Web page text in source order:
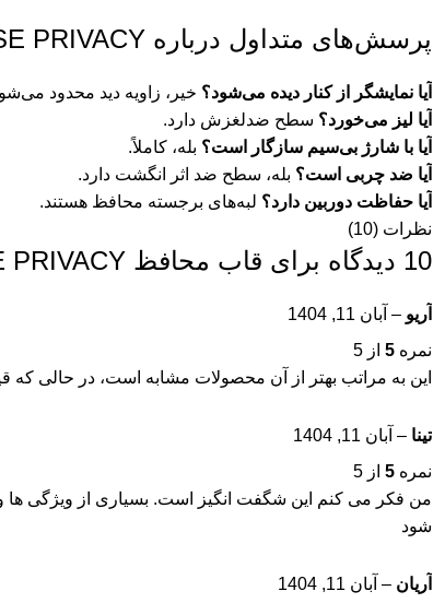
پرسش‌های متداول درباره 3D SILICONE PLUSE PRIVACY گرین لاین
آیا نمایشگر از کنار دیده می‌شود؟ خیر، زاویه دید محدود
آیا لیز می‌خورد؟ سطح ضدلغزش دارد.
آیا با شارژ بی‌سیم سازگار است؟ بله، کاملاً.
آیا ضد چربی است؟ بله، سطح ضد اثر انگشت دارد.
آیا حفاظت دوربین دارد؟ لبه‌های برجسته محافظ هستند.
نظرات (10)
10 دیدگاه برای قاب محافظ 3D SILICONE PLUSE PRIVACY گرین لاین
آریو – آبان 11, 1404
نمره 5 از 5
این به مراتب بهتر از آن محصولات مشابه است، در حالی
تینا – آبان 11, 1404
نمره 5 از 5
من فکر می کنم این شگفت انگیز است. بسیاری از ویژگی ها و
شود
آریان – آبان 11, 1404